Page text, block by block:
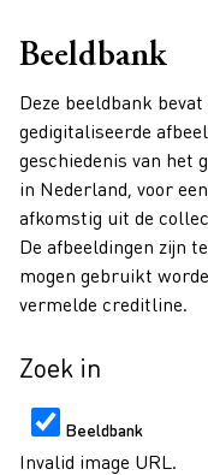
Beeldbank
Deze beeldbank bevat
gedigitaliseerde
geschiedenis van het
in Nederland, voor
afkomstig uit de
De afbeeldingen zijn
mogen gebruikt
vermelde creditline.
Zoek in
Beeldbank
Invalid image URL.